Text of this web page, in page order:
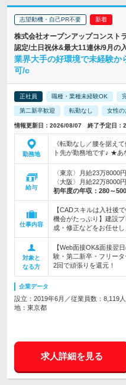
志望動機・自己PR不要
株式会社オープンアップコンスト
認定/土日祝休&最大11連休/9月の
業界大手の好環境で未経験
可/c
正社員 職種・業種未経験OK
第二新卒歓迎 転勤なし 女性の
情報更新日：2026/08/07 終了予定日：
勤務地
《転勤なし／腰を据え
ト先が勤務地です♪ ★あ
給与
〈東京〉月給23万8000
〈大阪〉月給22万8000
初年度の年収： 280～
仕事内容
【CADスキルは入社後
機会がたっぷり】建設
成・修正などをお任せし
対象と
なる方
【Web面接OK&面接翌
験・第二新卒・フリー
2回で頑張りを還元！
企業データ
設立：2019年6月／従業員数：8,119
地：東京都
求人詳細を見る